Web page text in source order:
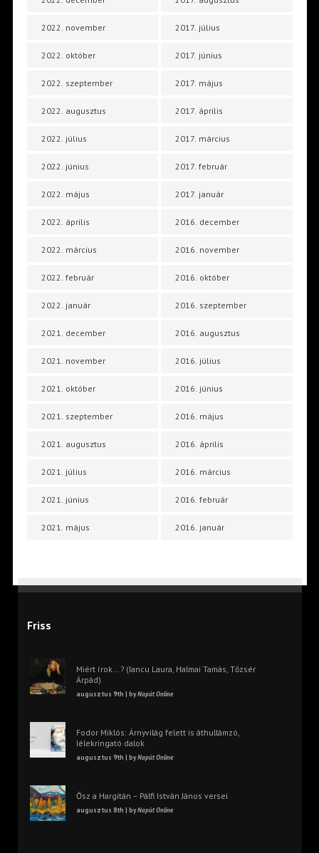
2022. november
2022. október
2022. szeptember
2022. augusztus
2022. július
2022. június
2022. május
2022. április
2022. március
2022. február
2022. január
2021. december
2021. november
2021. október
2021. szeptember
2021. augusztus
2021. július
2021. június
2021. május
2017. július
2017. június
2017. május
2017. április
2017. március
2017. február
2017. január
2016. december
2016. november
2016. október
2016. szeptember
2016. augusztus
2016. július
2016. június
2016. május
2016. április
2016. március
2016. február
2016. január
Friss
Miért írok… ? (Iancu Laura, Halmai Tamás, Tőzsér
Árpád)
augusztus 9th | byNapút Online
Fodor Miklós: Árnyvilág felett is áthullámzó,
lélekringató dalok
augusztus 9th | byNapút Online
Ősz a Hargitán – Pálfi István János versei
augusztus 8th | byNapút Online